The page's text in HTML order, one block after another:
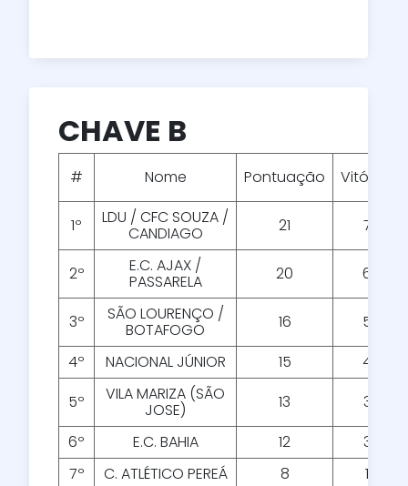
CHAVE B
# Nome Pontuação Vitórias
1º LDU / CFC SOUZA /
CANDIAGO 21 7
2º E.C. AJAX /
PASSARELA 20 6
3º SÃO LOURENÇO /
BOTAFOGO 16
5
4º
NACIONAL JÚNIOR 15
4
5º
VILA MARIZA (SÃO
JOSE) 13
3
6º
E.C. BAHIA 12
3
7º
C. ATLÉTICO PEREÁ 8
1